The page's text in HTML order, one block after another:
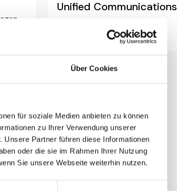
Über Cookies
für soziale Medien anbieten zu können
zu Ihrer Verwendung unserer
Partner führen diese Informationen
oder die sie im Rahmen Ihrer Nutzung
Sie unsere Webseite weiterhin nutzen.
Unified Communications
Video Collaboration